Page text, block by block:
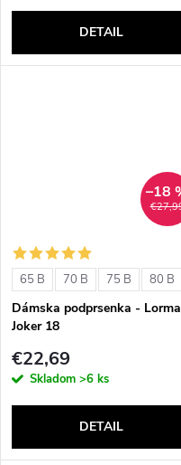
DETAIL
–18
65 B 70 B 75 B 80 B
Dámska podprsenka -
Joker 18
€22,69
Skladom >6 ks
DETAIL